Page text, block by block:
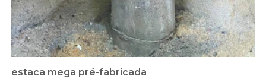
estaca mega pré-fabricada